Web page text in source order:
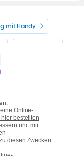
mit Handy
Pflichtinformationen